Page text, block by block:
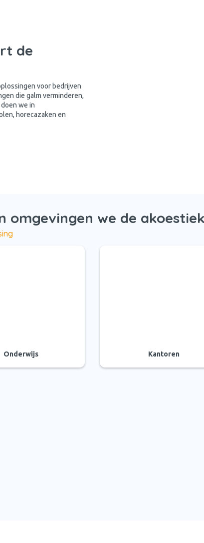
de
voor bedrijven
die galm verminderen,
we in
horecazaken en
omgevingen we de
Onderwijs Kantoren